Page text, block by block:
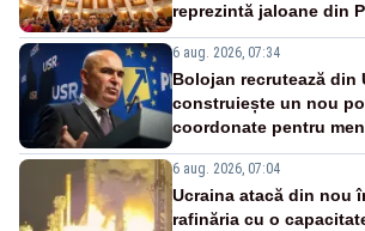
reprezintă jaloane din
6 aug. 2026, 07:34
Bolojan recrutează din
construiește un nou
coordonate pentru
6 aug. 2026, 07:04
Ucraina atacă din nou
rafinăria cu o